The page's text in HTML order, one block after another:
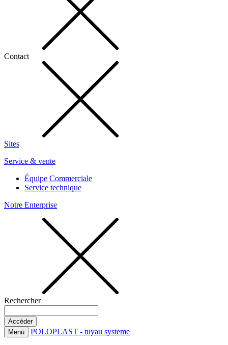
Contact
Sites
Service & vente
Équipe Commerciale
Service technique
Notre Enterprise
Rechercher
Menü POLOPLAST - tuyau systeme